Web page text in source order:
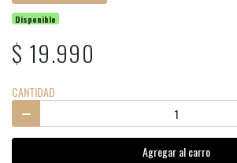
Disponible
$ 19.990
CANTIDAD
Agregar al carro